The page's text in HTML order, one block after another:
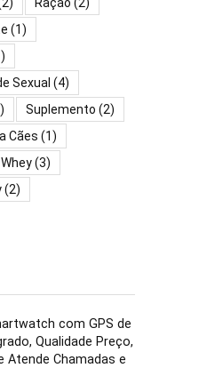
(1)
Sexual (4)
Suplemento (2)
Cães (1)
Whey(3)
(2)
com GPS de
Qualidade Preço,
Atende Chamadas e